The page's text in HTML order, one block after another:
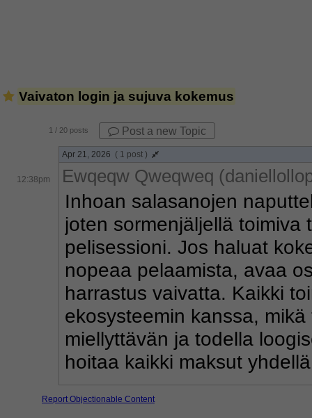
Vaivaton login ja sujuva kokemus
1 / 20 posts Post a new Topic
Apr 21, 2026 ( 1 post )
12:38pm Ewqeqw Qweqweq
Inhoan salasanojen
joten sormenjäljellä
pelisessioni. Jos haluat
nopeaa pelaamista, avaa
harrastus vaivatta. Kaikki
ekosysteemin kanssa,
miellyttävän ja todella
hoitaa kaikki maksut
Report Objectionable Content